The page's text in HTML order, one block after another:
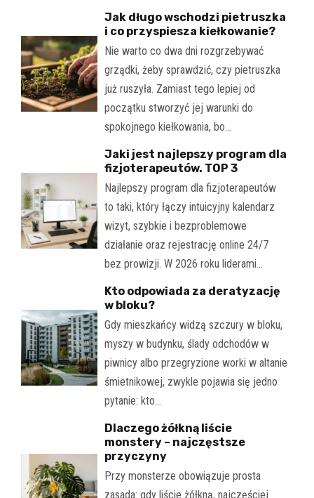
Jak długo wschodzi pietruszka
i co przyspiesza kiełkowanie?
Nie warto co dwa dni rozgrzebywać
grządki, żeby sprawdzić, czy pietruszka
już ruszyła. Zamiast tego lepiej od
początku stworzyć jej warunki do
spokojnego kiełkowania, bo…
Jaki jest najlepszy program dla
fizjoterapeutów. TOP 3
Najlepszy program dla fizjoterapeutów
to taki, który łączy intuicyjny kalendarz
wizyt, szybkie i bezproblemowe
działanie oraz rejestrację online 24/7
bez prowizji. W 2026 roku liderami…
Kto odpowiada za deratyzację
w bloku?
Gdy mieszkańcy widzą szczury w bloku,
myszy w budynku, ślady odchodów w
piwnicy albo przegryzione worki w altanie
śmietnikowej, zwykle pojawia się jedno
pytanie: kto…
Dlaczego żółkną liście
monstery – najczęstsze
przyczyny
Przy monsterze obowiązuje prosta
zasada: gdy liście żółkną, najczęściej